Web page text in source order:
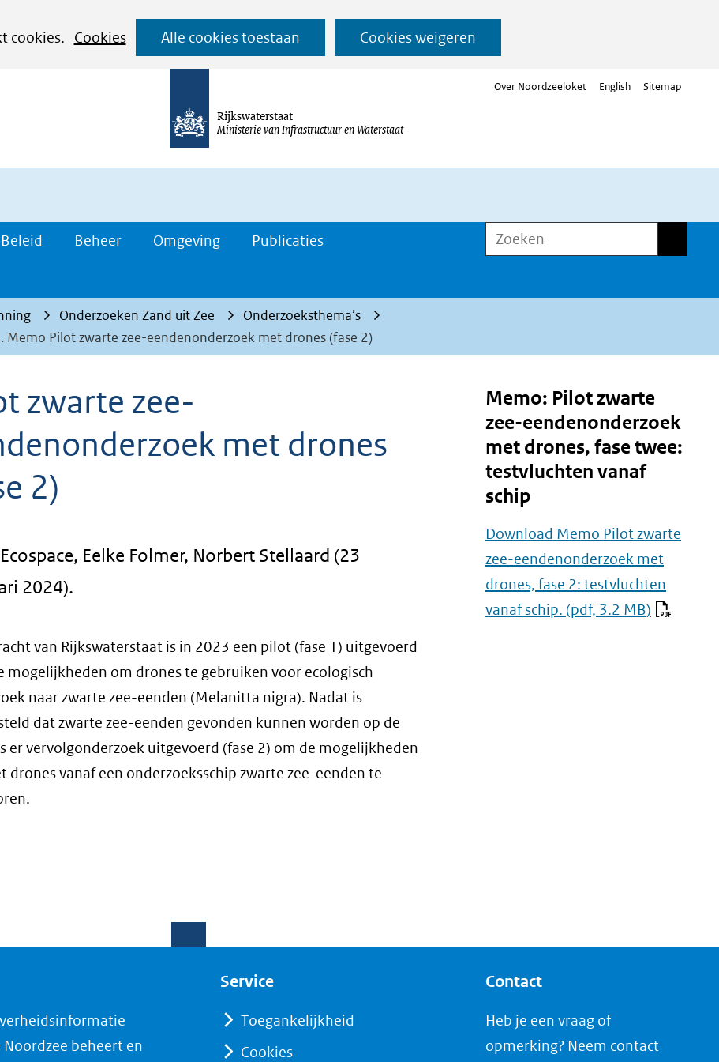
cookies.
Cookies
Alle cookies toestaan Cookies weigeren
Ga
naar
de
Rijkswaterstaat
Ministerie van Infrastructuur en Waterstaat
Over Noordzeeloket English Sitemap
Beleid Beheer Omgeving Publicaties Zoeken
Onderzoeken Zand uit Zee
Onderzoeksthema’s
Memo Pilot zwarte zee-eendenonderzoek met drones (fase 2)
zwarte zee-
met drones
2)
Eelke Folmer, Norbert Stellaard (23
2024).
van Rijkswaterstaat is in 2023 een pilot (fase 1) uitgevoerd
mogelijkheden om drones te gebruiken voor ecologisch
naar zwarte zee-eenden (Melanitta nigra). Nadat is
dat zwarte zee-eenden gevonden kunnen worden op de
er vervolgonderzoek uitgevoerd (fase 2) om de mogelijkheden
drones vanaf een onderzoeksschip zwarte zee-eenden te
Memo: Pilot zwarte
zee-eendenonderzoek
met drones, fase twee:
testvluchten vanaf
schip
Download Memo Pilot zwarte
zee-eendenonderzoek met
drones, fase 2: testvluchten
vanaf schip. (pdf, 3.2 MB)
beheert en
Service
Toegankelijkheid
Cookies
Contact
Heb je een vraag of
opmerking? Neem contact